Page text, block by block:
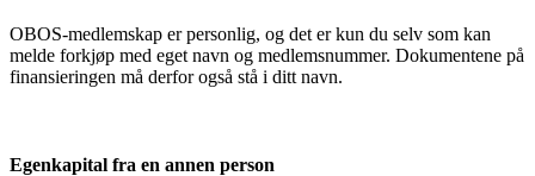
OBOS-medlemskap er personlig, og det er kun du selv som kan
melde forkjøp med eget navn og medlemsnummer. Dokumentene på
finansieringen må derfor også stå i ditt navn.
Egenkapital fra en annen person